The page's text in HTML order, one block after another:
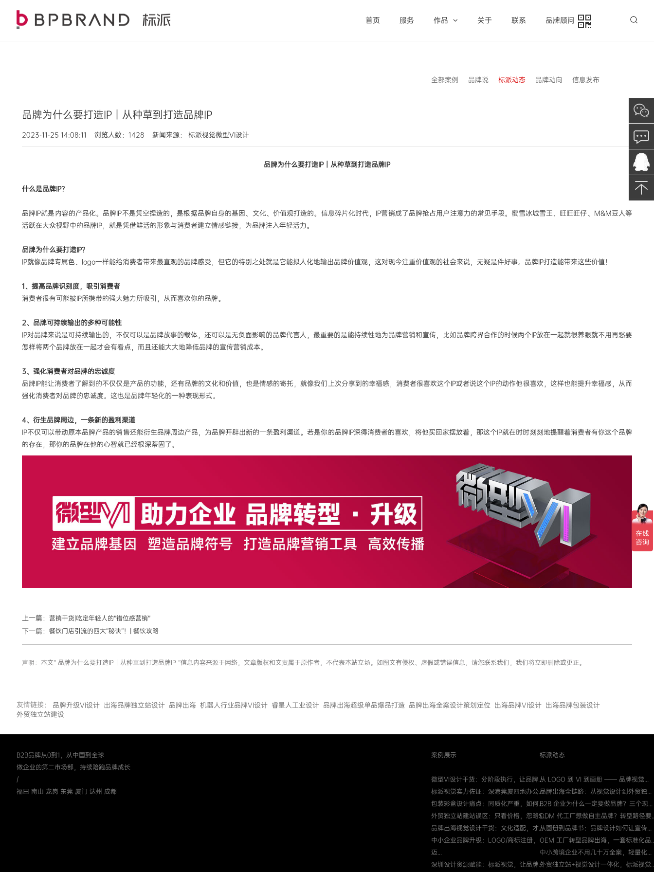
首页 服务 作品 关于 联系 品牌顾问
全部案例 品牌说 标派动态 品牌动向 信息发布
品牌为什么要打造IP｜从种草到打造品牌IP
2023-11-25 14:08:11 浏览人数：1428 新闻来源： 标派视觉微型VI设计
品牌为什么要打造IP｜从种草到打造品牌IP
什么是品牌IP？
品牌IP就是内容的产品化。品牌IP不是凭空捏造的，是根据品牌自身的基因、文化、价值观打造的。信息碎片化时代，IP营销成了品牌抢占用户注意力的常见手段。蜜雪冰城雪王、旺旺旺仔、M&M豆人等
活跃在大众视野中的品牌IP，就是凭借鲜活的形象与消费者建立情感链接，为品牌注入年轻活力。
品牌为什么要打造IP？
IP就像品牌专属色、logo一样能给消费者带来最直观的品牌感受，但它的特别之处就是它能拟人化地输出品牌价值观，这对现今注重价值观的社会来说，无疑是件好事。 品牌IP打造能带来这些价值！
1、提高品牌识别度，吸引消费者
消费者很有可能被IP所携带的强大魅力所吸引，从而喜欢你的品牌。
2、品牌可持续输出的多种可能性
IP对品牌来说是可持续输出的，不仅可以是品牌故事的载体，还可以是无负面影响的品牌代言人，最重要的是能持续性地为品牌营销和宣传，比如品牌跨界合作的时候两个IP放在一起就很养眼就不用再愁要
怎样将两个品牌放在一起才会有看点，而且还能大大地降低品牌的宣传营销成本。
3、强化消费者对品牌的忠诚度
品牌IP能让消费者了解到的不仅仅是产品的功能，还有品牌的文化和价值，也是情感的寄托，就像我们上次分享到的幸福感，消费者很喜欢这个IP或者说这个IP的动作他很喜欢，这样也能提升幸福感，从而
强化消费者对品牌的忠诚度。这也是品牌年轻化的一种表现形式。
4、衍生品牌周边，一条新的盈利渠道
IP不仅可以带动原本品牌产品的销售还能衍生品牌周边产品，为品牌开辟出新的一条盈利渠道。若是你的品牌IP深得消费者的喜欢，将他买回家摆放着，那这个IP就在时时刻刻地提醒着消费者有你这个品牌
的存在，那你的品牌在他的心智就已经根深蒂固了。
上一篇： 营销干货|吃定年轻人的“错位感营销”
下一篇： 餐饮门店引流的四大“秘诀”！| 餐饮攻略
声明：本文“ 品牌为什么要打造IP｜从种草到打造品牌IP ”信息内容来源于网络，文章版权和文责属于原作者，不代表本站立场。如图文有侵权、虚假或错误信息，请您联系我们，我们将立即删除或更正。
友情链接： 品牌升级VI设计 出海品牌独立站设计 品牌出海 机器人行业品牌VI设计 睿星人工业设计 品牌出海超级单品爆品打造 品牌出海全案设计策划定位 出海品牌VI设计 出海品牌包装设计
外贸独立站建设
B2B品牌从0到1，从中国到全球
做企业的第二市场部，持续陪跑品牌成长
/
福田 南山 龙岗 东莞 厦门 达州 成都
案例展示
微型VI设计干货：分阶段执行，让品牌...
标派视觉实力佐证：深港莞厦四地办公...
包装彩盒设计痛点：同质化严重，如何...
外贸独立站建站误区：只看价格，忽略S...
品牌出海视觉设计干货：文化适配，才...
中小企业品牌升级：LOGO/商标注册，
迈...
深圳设计资源赋能：标派视觉，让品牌...
标派动态
从 LOGO 到 VI 到画册 —— 品牌视觉...
品牌出海全链路：从视觉设计到外贸独...
B2B 企业为什么一定要做品牌？三个现...
ODM 代工厂想做自主品牌？转型路径要
从画册到品牌书：品牌设计如何让宣传...
OEM 工厂转型品牌出海，一套标准化品
中小跨境企业不用几十万全案，轻量化...
外贸独立站+视觉设计一体化，标派视觉